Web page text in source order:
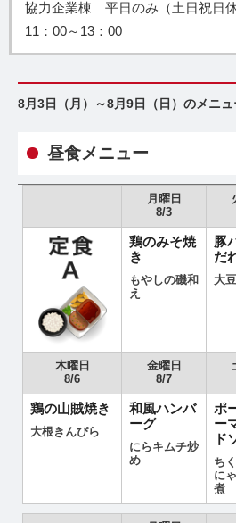
協力企業棟 平日のみ（土
11：00～13：00
8月3日（月）～8月9日（日）のメニュ
昼食メニュー
月曜日
8/3
鶏のみそ焼
き
もやしの磯和
え
豚
だ
大
木曜日
8/6
金曜日
8/7
鶏の山賊焼き
大根きんぴら
和風ハンバ
ーグ
にらキムチ炒
め
ポ
ー
ド
ち
に
煮